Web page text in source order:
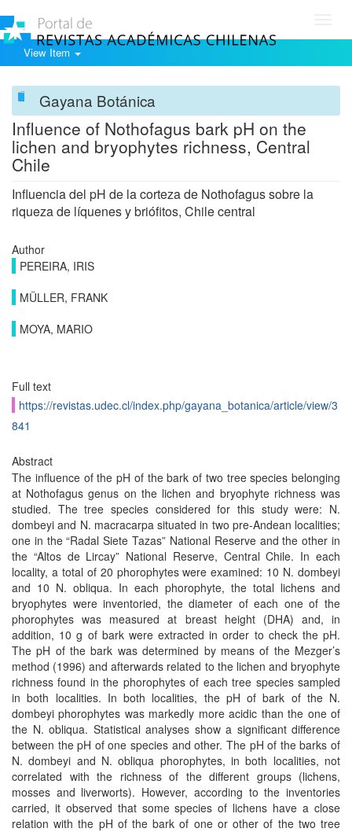
View Item
Gayana Botánica
Influence of Nothofagus bark pH on the
lichen and bryophytes richness, Central
Chile
Influencia del pH de la corteza de Nothofagus sobre la
riqueza de líquenes y briófitos, Chile central
Author
PEREIRA, IRIS
MÜLLER, FRANK
MOYA, MARIO
Full text
https://revistas.udec.cl/index.php/gayana_botanica/article/view/3
841
Abstract
The influence of the pH of the bark of two tree species belonging
at Nothofagus genus on the lichen and bryophyte richness was
studied. The tree species considered for this study were: N.
dombeyi and N. macracarpa situated in two pre-Andean localities;
one in the “Radal Siete Tazas” National Reserve and the other in
the “Altos de Lircay” National Reserve, Central Chile. In each
locality, a total of 20 phorophytes were examined: 10 N. dombeyi
and 10 N. obliqua. In each phorophyte, the total lichens and
bryophytes were inventoried, the diameter of each one of the
phorophytes was measured at breast height (DHA) and, in
addition, 10 g of bark were extracted in order to check the pH.
The pH of the bark was determined by means of the Mezger’s
method (1996) and afterwards related to the lichen and bryophyte
richness found in the phorophytes of each tree species sampled
in both localities. In both localities, the pH of bark of the N.
dombeyi phorophytes was markedly more acidic than the one of
the N. obliqua. Statistical analyses show a significant difference
between the pH of one species and other. The pH of the barks of
N. dombeyi and N. obliqua phorophytes, in both localities, not
correlated with the richness of the different groups (lichens,
mosses and liverworts). However, according to the inventories
carried, it observed that some species of lichens have a close
relation with the pH of the bark of one or other of the two tree